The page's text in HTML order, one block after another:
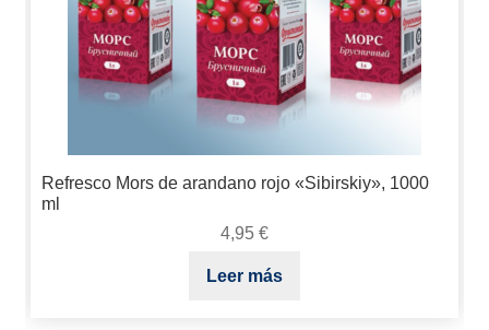
Refresco Mors de arandano rojo «Sibirskiy», 1000
ml
4,95 €
Leer más